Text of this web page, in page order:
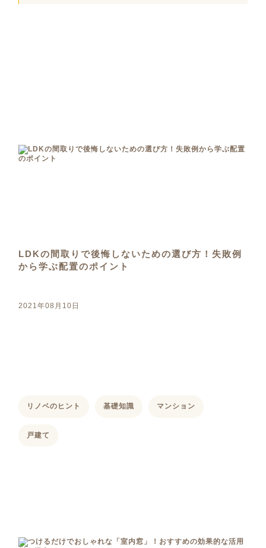
LDKの間取りで後悔しないための選び方！失敗例
から学ぶ配置のポイント
2021年08月10日
リノベのヒント 基礎知識 マンション
戸建て